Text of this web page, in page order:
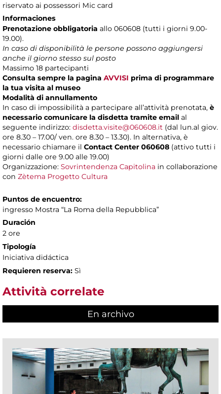
riservato ai possessori Mic card
Informaciones
Prenotazione obbligatoria allo 060608 (tutti i giorni 9.00-
19.00).
In caso di disponibilità le persone possono aggiungersi
anche il giorno stesso sul posto
Massimo 18 partecipanti
Consulta sempre la pagina AVVISI prima di programmare
la tua visita al museo
Modalità di annullamento
In caso di impossibilità a partecipare all’attività prenotata, è
necessario comunicare la disdetta tramite email al
seguente indirizzo: disdetta.visite@060608.it (dal lun.al giov.
ore 8.30 – 17.00/ ven. ore 8.30 – 13.30). In alternativa, è
necessario chiamare il Contact Center 060608 (attivo tutti i
giorni dalle ore 9.00 alle 19.00)
Organizzazione: Sovrintendenza Capitolina in collaborazione
con Zètema Progetto Cultura
Puntos de encuentro:
ingresso Mostra “La Roma della Repubblica”
Duración
2 ore
Tipología
Iniciativa didáctica
Requieren reserva: Sì
Attività correlate
En archivo